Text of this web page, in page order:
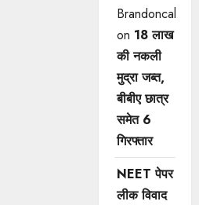
Brandoncah
on 18 लाख
की नकली
मुद्रा जब्त,
बीबीए छात्र
समेत 6
गिरफ्तार
NEET पेपर
लीक विवाद